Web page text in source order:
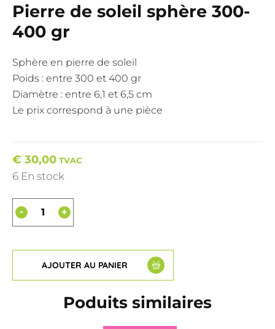
Pierre de soleil sphère 300-
400 gr
Sphère en pierre de soleil
Poids : entre 300 et 400 gr
Diamètre : entre 6,1 et 6,5 cm
Le prix correspond à une pièce
€ 30,00 TVAC
6 En stock
+
-
AJOUTER AU PANIER
Poduits similaires